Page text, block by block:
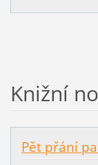
Knižní
Pět přání